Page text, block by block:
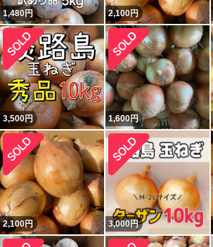
1,480円 2,100円
3,500円 1,600円
2,100円 3,000円